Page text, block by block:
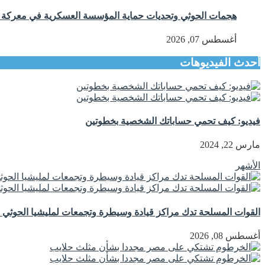
هجمات الحوثي وتحديات حماية المؤسسة العسكرية في معركة
أغسطس 07, 2026
أحدث الفيديوهات
فيديو: كيف تحمي حساباتك الشخصية بخطوتين
مارس 22, 2024
الأشهر
القوات المسلحة تدك مراكز قيادة وسيطرة وتجمعات لمليشيا الحوثي
أغسطس 08, 2026